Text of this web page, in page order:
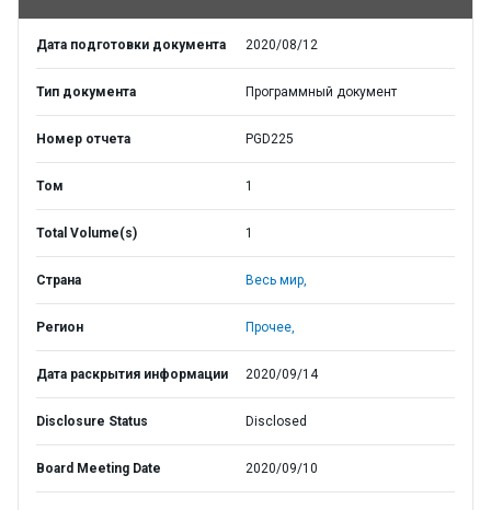
Дата подготовки документа 2020/08/12
Тип документа Программный документ
Номер отчета PGD225
Том 1
Total Volume(s) 1
Страна Весь мир,
Регион Прочее,
Дата раскрытия информации 2020/09/14
Disclosure Status Disclosed
Board Meeting Date 2020/09/10